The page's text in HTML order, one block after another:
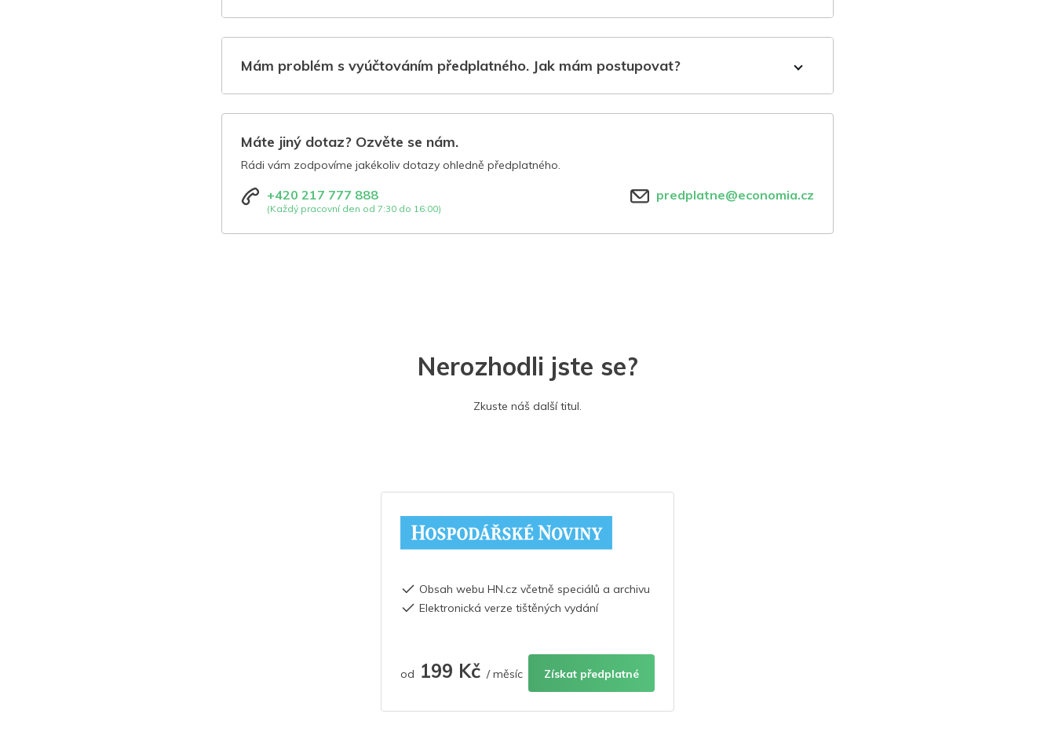
Mám problém s vyúčtováním předplatného. Jak mám postupovat?
Máte jiný dotaz? Ozvěte se nám.
Rádi vám zodpovíme jakékoliv dotazy ohledně předplatného.
+420 217 777 888
(Každý pracovní den od 7:30 do 16:00)
predplatne@economia.cz
Nerozhodli jste se?
Zkuste náš další titul.
Obsah webu HN.cz včetně speciálů a archivu
Elektronická verze tištěných vydání
od 199 Kč / měsíc Získat předplatné